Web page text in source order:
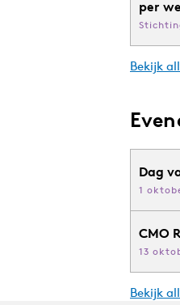
per
Bekijk
Dag
1
CMO
13
Bekijk